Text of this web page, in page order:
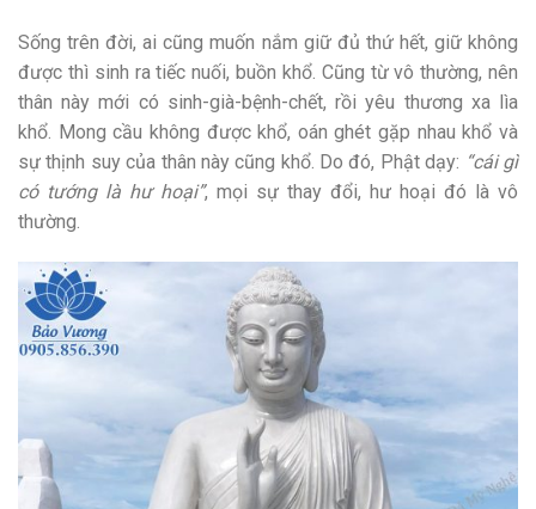
Sống trên đời, ai cũng muốn nắm giữ đủ thứ hết, giữ không
được thì sinh ra tiếc nuối, buồn khổ. Cũng từ vô thường, nên
thân này mới có sinh-già-bệnh-chết, rồi yêu thương xa lìa
khổ. Mong cầu không được khổ, oán ghét gặp nhau khổ và
sự thịnh suy của thân này cũng khổ. Do đó, Phật dạy: “cái gì
có tướng là hư hoại”, mọi sự thay đổi, hư hoại đó là vô
thường.